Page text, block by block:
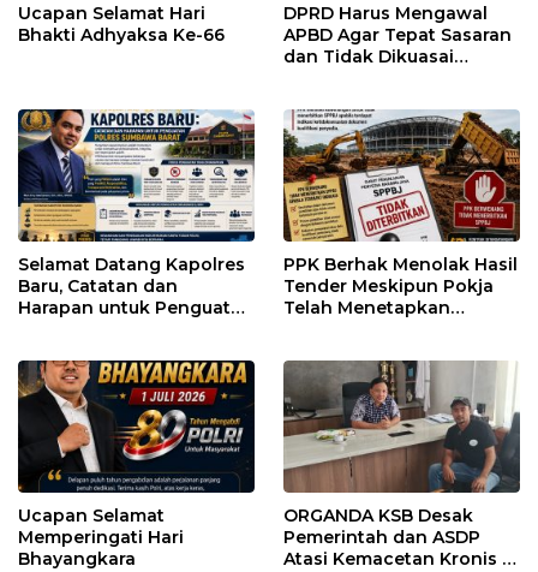
Ucapan Selamat Hari
Bhakti Adhyaksa Ke-66
DPRD Harus Mengawal
APBD Agar Tepat Sasaran
dan Tidak Dikuasai
Selamat Datang Kapolres
Baru, Catatan dan
Harapan untuk Penguatan
PPK Berhak Menolak Hasil
Tender Meskipun Pokja
Telah Menetapkan
Ucapan Selamat
Memperingati Hari
Bhayangkara
ORGANDA KSB Desak
Pemerintah dan ASDP
Atasi Kemacetan Kronis di